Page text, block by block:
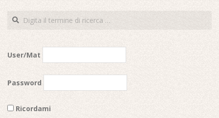
Cerca
User/Mat
Password
Ricordami